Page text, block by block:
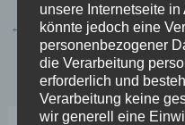
← Vorheriger Beitrag
unsere Internetseite
könnte jedoch eine
personenbezogener
die Verarbeitung
erforderlich und
Verarbeitung keine
wir generell eine